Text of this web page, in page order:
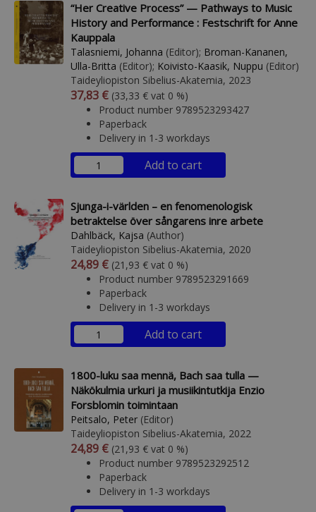
“Her Creative Process” — Pathways to Music
History and Performance : Festschrift for Anne
Kauppala
Talasniemi, Johanna (Editor); Broman-Kananen,
Ulla-Britta (Editor); Koivisto-Kaasik, Nuppu (Editor)
Taideyliopiston Sibelius-Akatemia, 2023
Arvonlisäverollinen hinta
37,83 € Excl. vat
(33,33 € vat 0 %)
Product number 9789523293427
Paperback
Delivery in 1-3 workdays
Add to cart
Sjunga-i-världen – en fenomenologisk
betraktelse över sångarens inre arbete
Dahlbäck, Kajsa (Author)
Taideyliopiston Sibelius-Akatemia, 2020
Arvonlisäverollinen hinta
24,89 € Excl. vat
(21,93 € vat 0 %)
Product number 9789523291669
Paperback
Delivery in 1-3 workdays
Add to cart
1800-luku saa mennä, Bach saa tulla —
Näkökulmia urkuri ja musiikintutkija Enzio
Forsblomin toimintaan
Peitsalo, Peter (Editor)
Taideyliopiston Sibelius-Akatemia, 2022
Arvonlisäverollinen hinta
24,89 € Excl. vat
(21,93 € vat 0 %)
Product number 9789523292512
Paperback
Delivery in 1-3 workdays